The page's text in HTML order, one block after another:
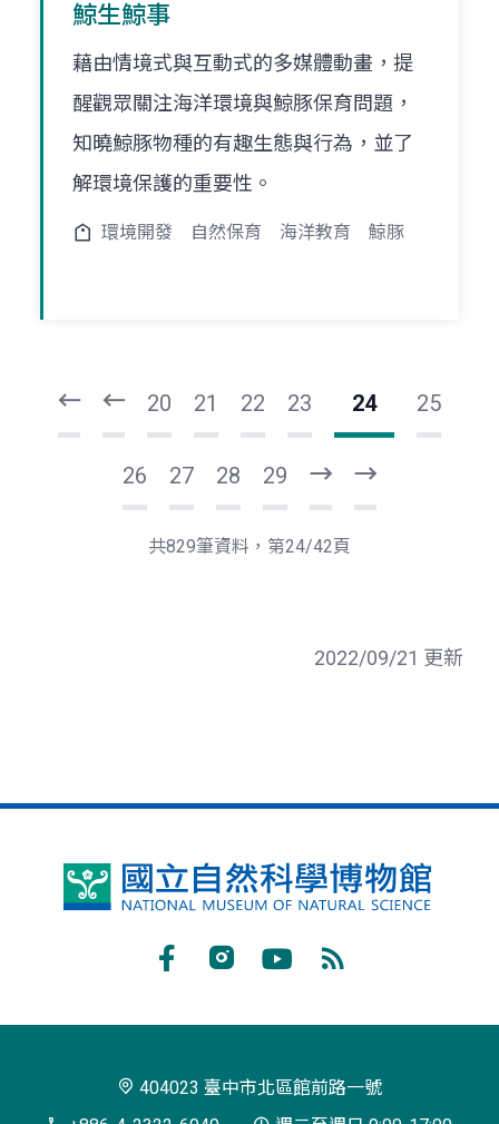
鯨生鯨事
藉由情境式與互動式的多媒體動畫，提
醒觀眾關注海洋環境與鯨豚保育問題，
知曉鯨豚物種的有趣生態與行為，並了
解環境保護的重要性。
環境開發 自然保育 海洋教育 鯨豚
20 21 22 23 24 25
26 27 28 29
一
頁
後
共829筆資料，第24/42頁
2022/09/21 更新
國
閱
404023 臺中市北區館前路一號